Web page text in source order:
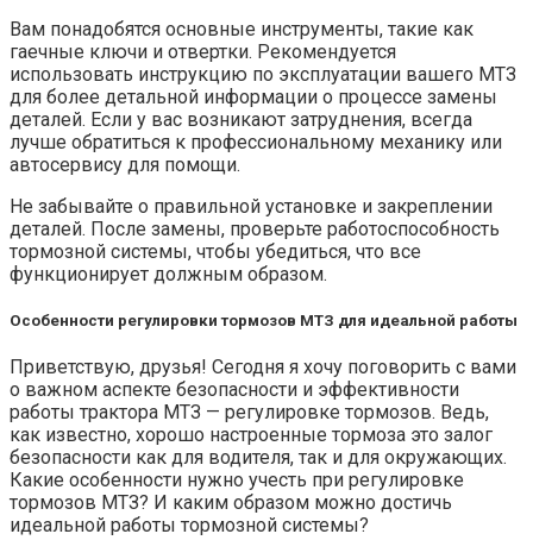
Вам понадобятся основные инструменты, такие как
гаечные ключи и отвертки. Рекомендуется
использовать инструкцию по эксплуатации вашего МТЗ
для более детальной информации о процессе замены
деталей. Если у вас возникают затруднения, всегда
лучше обратиться к профессиональному механику или
автосервису для помощи.
Не забывайте о правильной установке и закреплении
деталей. После замены, проверьте работоспособность
тормозной системы, чтобы убедиться, что все
функционирует должным образом.
Особенности регулировки тормозов МТЗ для идеальной работы
Приветствую, друзья! Сегодня я хочу поговорить с вами
о важном аспекте безопасности и эффективности
работы трактора МТЗ — регулировке тормозов. Ведь,
как известно, хорошо настроенные тормоза это залог
безопасности как для водителя, так и для окружающих.
Какие особенности нужно учесть при регулировке
тормозов МТЗ? И каким образом можно достичь
идеальной работы тормозной системы?